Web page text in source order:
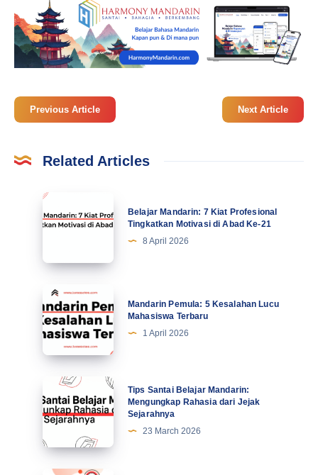
Previous Article Next Article
Related Articles
Belajar
Mandarin:
Profesional
Tingkatkan
Motivasi
di
Abad
Ke-
Belajar Mandarin: 7 Kiat Profesional
Tingkatkan Motivasi di Abad Ke-21
8 April 2026
Mandarin
Pemula:
5
Kesalahan
Lucu
Mahasiswa
Terbaru
Mandarin Pemula: 5 Kesalahan Lucu
Mahasiswa Terbaru
1 April 2026
Tips
Santai
Belajar
Mandarin:
Mengungkap
Rahasia
Tips Santai Belajar Mandarin:
Mengungkap Rahasia dari Jejak
Sejarahnya
23 March 2026